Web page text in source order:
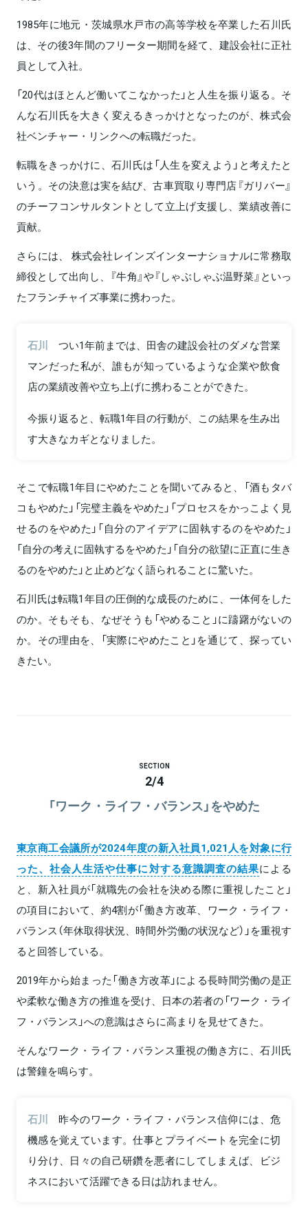
1985年に地元・茨城県水戸市の高等学校を卒業した石川氏
は、その後3年間のフリーター期間を経て、建設会社に正社
員として入社。
「20代はほとんど働いてこなかった」と人生を振り返る。そ
んな石川氏を大きく変えるきっかけとなったのが、株式会
社ベンチャー・リンクへの転職だった。
転職をきっかけに、石川氏は「人生を変えよう」と考えたと
いう。その決意は実を結び、古車買取り専門店『ガリバー』
のチーフコンサルタントとして立上げ支援し、業績改善に
貢献。
さらには、 株式会社レインズインターナショナルに常務取
締役として出向し、『牛角』や『しゃぶしゃぶ温野菜』といっ
たフランチャイズ事業に携わった。
石川
つい1年前までは、田舎の建設会社のダメな営業
マンだった私が、誰もが知っているような企業や飲食
店の業績改善や立ち上げに携わることができた。
今振り返ると、転職1年目の行動が、この結果を生み出
す大きなカギとなりました。
そこで転職1年目にやめたことを聞いてみると、「酒もタバ
コもやめた」「完璧主義をやめた」「プロセスをかっこよく見
せるのをやめた」「自分のアイデアに固執するのをやめた」
「自分の考えに固執するをやめた」「自分の欲望に正直に生き
るのをやめた」と止めどなく語られることに驚いた。
石川氏は転職1年目の圧倒的な成長のために、一体何をした
のか。そもそも、なぜそうも「やめること」に躊躇がないの
か。その理由を、「実際にやめたこと」を通じて、探ってい
きたい。
SECTION
2/4
「ワーク・ライフ・バランス」をやめた
東京商工会議所が2024年度の新入社員1,021人を対象に行
った、社会人生活や仕事に対する意識調査の結果による
と、新入社員が「就職先の会社を決める際に重視したこと」
の項目において、約4割が「働き方改革、ワーク・ライフ・
バランス（年休取得状況、時間外労働の状況など）」を重視す
ると回答している。
2019年から始まった「働き方改革」による長時間労働の是正
や柔軟な働き方の推進を受け、日本の若者の「ワーク・ライ
フ・バランス」への意識はさらに高まりを見せてきた。
そんなワーク・ライフ・バランス重視の働き方に、石川氏
は警鐘を鳴らす。
石川
昨今のワーク・ライフ・バランス信仰には、危
機感を覚えています。仕事とプライベートを完全に切
り分け、日々の自己研鑽を悪者にしてしまえば、ビジ
ネスにおいて活躍できる日は訪れません。